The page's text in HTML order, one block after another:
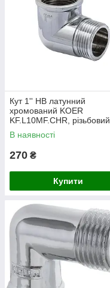
Кут 1'' НВ латунний
хромований KOER
KF.L10MF.CHR, різьбовий
фітинг, 25 бар, Чехія
В наявності
270 ₴
Купити